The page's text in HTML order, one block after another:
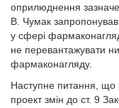
оприлюднення
В. Чумак
у сфері
не перевантажувати
фармаконагляду.
Наступне питання,
проект змін до ст. 9